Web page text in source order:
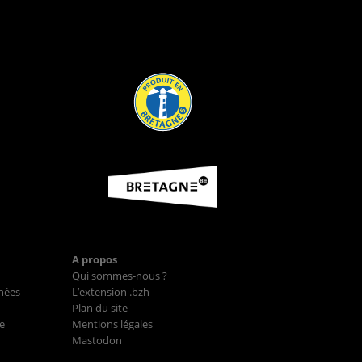
A propos
Qui sommes-nous ?
L’extension .bzh
Plan du site
Mentions légales
Mastodon